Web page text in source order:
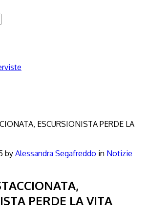
by Alessandra Segafreddo in Notizie
PERDE LA VITA